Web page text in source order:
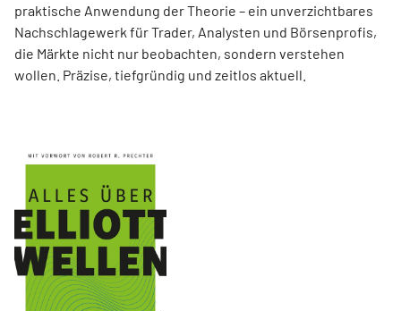
praktische Anwendung der Theorie – ein unverzichtbares
Nachschlagewerk für Trader, Analysten und Börsenprofis,
die Märkte nicht nur beobachten, sondern verstehen
wollen. Präzise, tiefgründig und zeitlos aktuell.